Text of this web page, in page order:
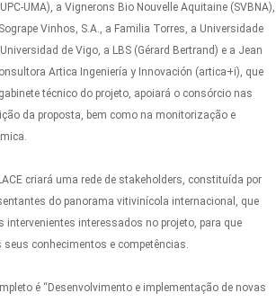
UMA), a Vignerons Bio Nouvelle Aquitaine (SVBNA),
Vinhos, S.A., a Familia Torres, a Universidade
de Vigo, a LBS (Gérard Bertrand) e a Jean
Artica Ingeniería y Innovación (artica+i), que
técnico do projeto, apoiará o consórcio nas
da proposta, bem como na monitorização e
criará uma rede de stakeholders, constituída por
do panorama vitivinícola internacional, que
intervenientes interessados no projeto, para que
conhecimentos e competências.
é “Desenvolvimento e implementação de novas